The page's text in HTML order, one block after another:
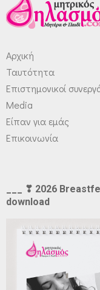
Αρχική
Ταυτότητα
Επιστημονικοί
Media
Είπαν για εμάς
Επικοινωνία
___ ❣ 2026
download